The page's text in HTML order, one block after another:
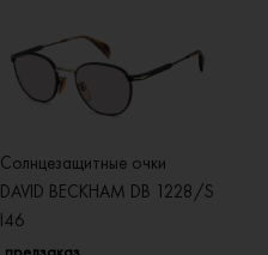
Солнцезащитные очки
DAVID BECKHAM DB 1228/S
I46